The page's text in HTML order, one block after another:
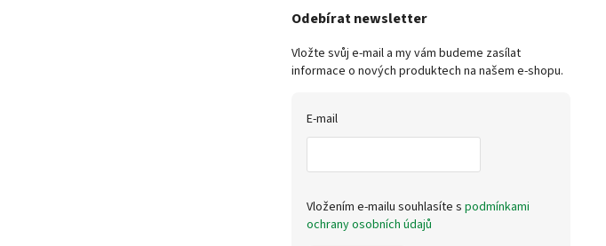
Odebírat newsletter
Vložte svůj e-mail a my vám budeme zasílat
informace o nových produktech na našem e-shopu.
E-mail
Vložením e-mailu souhlasíte s podmínkami
ochrany osobních údajů